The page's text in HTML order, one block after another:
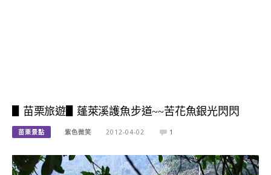
▋苗栗旅遊▋蓬萊溪護魚步道~~苦花魚銀光閃閃
苗栗景點 紫色微笑 2012-04-02 1